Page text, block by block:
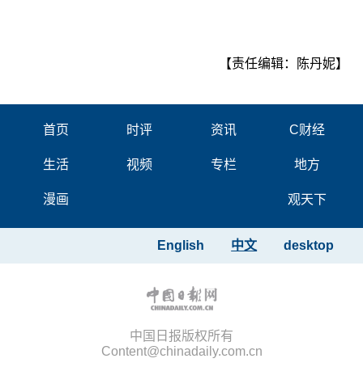
【责任编辑：陈丹妮】
首页 时评 资讯 C财经
生活 视频 专栏 地方
漫画 观天下
desktop
中文
English
中国日报版权所有
Content@chinadaily.com.cn